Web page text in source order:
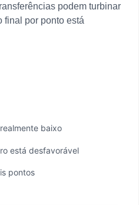
podem turbinar
final por ponto está
baixo
está desfavorável
pontos